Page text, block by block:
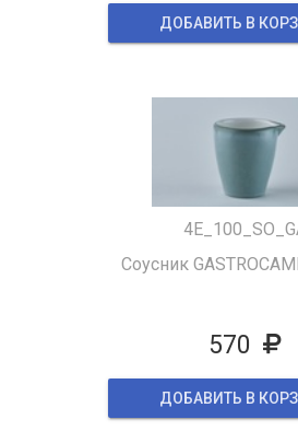
ДОБАВИТЬ В
Соусник
570
ДОБАВИТЬ В